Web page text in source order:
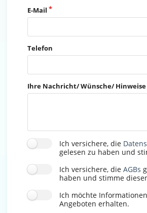
E-Mail
Telefon
Ihre Nachricht/ Wünsche/
Ich versichere, die
gelesen zu haben und
Ich versichere, die AGBs
haben und stimme
Ich möchte
Angeboten erhalten.